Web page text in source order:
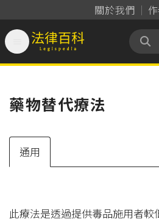
關於我們
法律百科 Legispedia
藥物替代療法
通用
此療法是透過提供毒品施用者